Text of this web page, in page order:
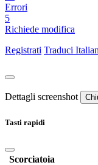
Errori
5
Richiede modifica
Registrati Traduci
Dettagli screenshot
Tasti rapidi
Scorciatoia